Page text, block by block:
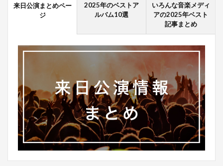
来日公演まとめペー
ジ
2025年のベストア
ルバム10選
いろんな音楽メディ
アの2025年ベスト
記事まとめ